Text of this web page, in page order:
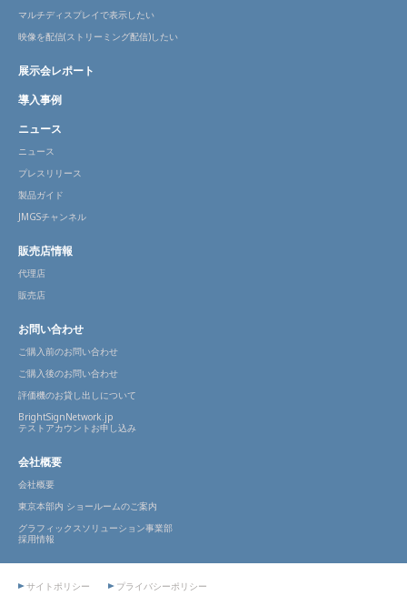
マルチディスプレイで表示したい
映像を配信(ストリーミング配信)したい
展示会レポート
導入事例
ニュース
ニュース
プレスリリース
製品ガイド
JMGSチャンネル
販売店情報
代理店
販売店
お問い合わせ
ご購入前のお問い合わせ
ご購入後のお問い合わせ
評価機のお貸し出しについて
BrightSignNetwork.jp
テストアカウントお申し込み
会社概要
会社概要
東京本部内 ショールームのご案内
グラフィックスソリューション事業部
採用情報
サイトポリシー プライバシーポリシー